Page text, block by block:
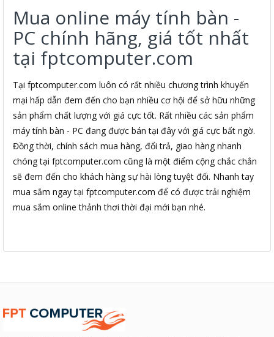
Mua online máy tính bàn -
PC chính hãng, giá tốt nhất
tại fptcomputer.com
Tại fptcomputer.com luôn có rất nhiều chương trình khuyến
mại hấp dẫn đem đến cho bạn nhiều cơ hội để sở hữu những
sản phẩm chất lượng với giá cực tốt. Rất nhiều các sản phẩm
máy tính bàn - PC đang được bán tại đây với giá cực bất ngờ.
Đồng thời, chính sách mua hàng, đổi trả, giao hàng nhanh
chóng tại fptcomputer.com cũng là một điểm cộng chắc chắn
sẽ đem đến cho khách hàng sự hài lòng tuyệt đối. Nhanh tay
mua sắm ngay tại fptcomputer.com để có được trải nghiệm
mua sắm online thảnh thơi thời đại mới bạn nhé.